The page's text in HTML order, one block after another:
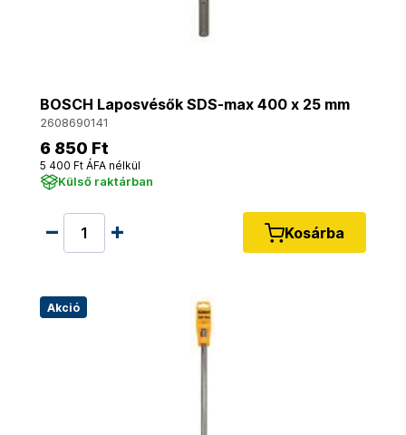
BOSCH Laposvésők SDS-max 400 x 25 mm
2608690141
6 850 Ft
5 400 Ft ÁFA nélkül
Külső raktárban
Kosárba
Akció